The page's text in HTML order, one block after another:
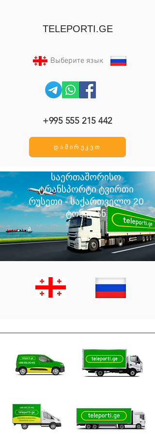
TELEPORTI.GE
Выберите язык
+995 555 215 442
დამირეკეთ
საერთაშორისო
ტრანსპორტი ტვირთი
რუსეთი - საქართველო 20
ტონიდან